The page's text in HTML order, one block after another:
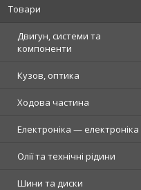
Товари
Двигун, системи та
компоненти
Кузов, оптика
Ходова частина
Електроніка — електроніка
Олії та технічні рідини
Шини та диски